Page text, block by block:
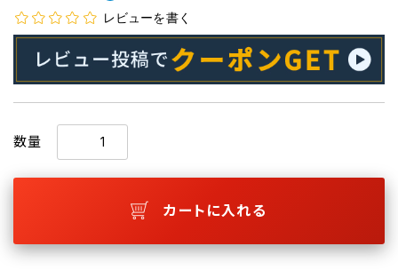
レビューを書く
数量
カートに入れる